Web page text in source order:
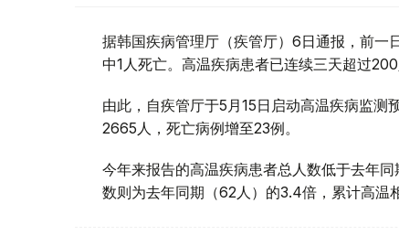
据韩国疾病管理厅（疾管厅）6日通报，前
中1人死亡。高温疾病患者已连续三天超过
由此，自疾管厅于5月15日启动高温疾病监测
2665人，死亡病例增至23例。
今年来报告的高温疾病患者总人数低于去年
数则为去年同期（62人）的3.4倍，累计高温